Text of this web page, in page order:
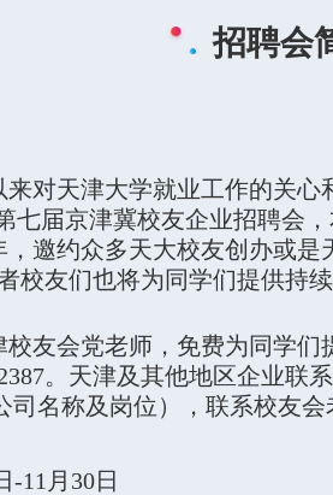
招聘会
对天津大学就业工作的关心
七届京津冀校友企业招聘会
邀约众多天大校友创办或
校友们也将为同学们提供持
友会党老师，免费为同学
。 天津及其他地区企业联
司名称及岗位），联系校友会
-11月30日